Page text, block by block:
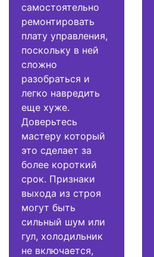
самостоятельно
ремонтировать
плату управления,
поскольку в ней
сложно
разобраться и
легко навредить
еще хуже.
Доверьтесь
мастеру который
это сделает за
более короткий
срок. Признаки
выхода из строя
могут быть
сильный шум или
гул, холодильник
не включается,